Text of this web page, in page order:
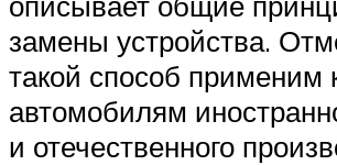
замены устройства.
такой способ применим
автомобилям
и отечественного